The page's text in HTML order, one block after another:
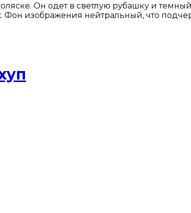
Он одет в светлую рубашку и
изображения нейтральный, что